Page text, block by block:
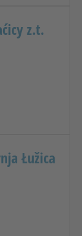
z.t.
Łužica